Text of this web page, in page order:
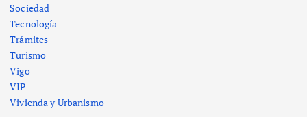
Sociedad
Tecnología
Trámites
Turismo
Vigo
VIP
Vivienda y Urbanismo